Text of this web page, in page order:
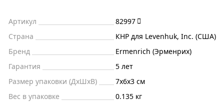
Артикул
82997
Страна
КНР для Levenhuk, Inc. (США)
Бренд
Ermenrich (Эрменрих)
Гарантия
5 лет
Размер упаковки (ДxШxВ)
7x6x3 см
Вес в упаковке
0.135 кг